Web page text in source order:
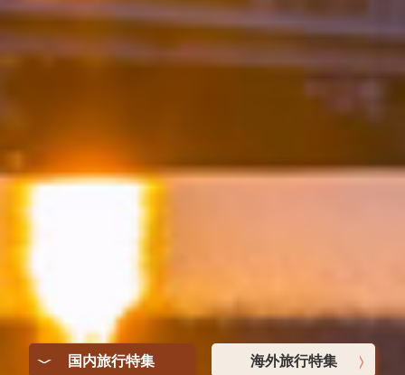
< 国内旅行特集 海外旅行特集 >